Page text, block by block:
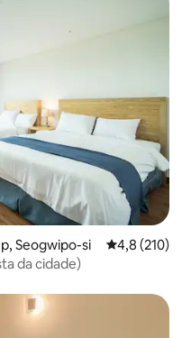
Seogwipo-si 4,8 de uma
4,8 (210)
da cidade)